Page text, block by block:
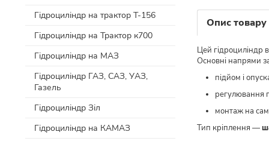
Опис товару
Цей гідроциліндр
Основні напрями
підйом і
регулювання
монтаж на
Тип кріплення —
Гідроциліндр на трактор Т-156
Гідроциліндр на Трактор к700
Гідроциліндр на МАЗ
Гідроциліндр ГАЗ, САЗ, УАЗ,
Газель
Гідроциліндр Зіл
Гідроциліндр на КАМАЗ